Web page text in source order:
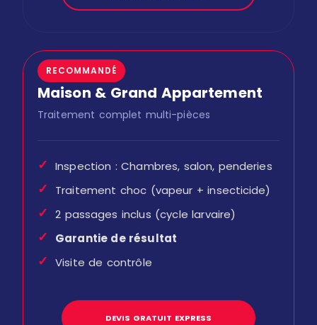
RECOMMANDÉ
Maison & Grand Appartement
Traitement complet multi-pièces
✓ Inspection : Chambres, salon, penderies
✓ Traitement choc (vapeur + insecticide)
✓ 2 passages inclus (cycle larvaire)
✓ Garantie de résultat
✓ Visite de contrôle
DEVIS GRATUIT EXPRESS